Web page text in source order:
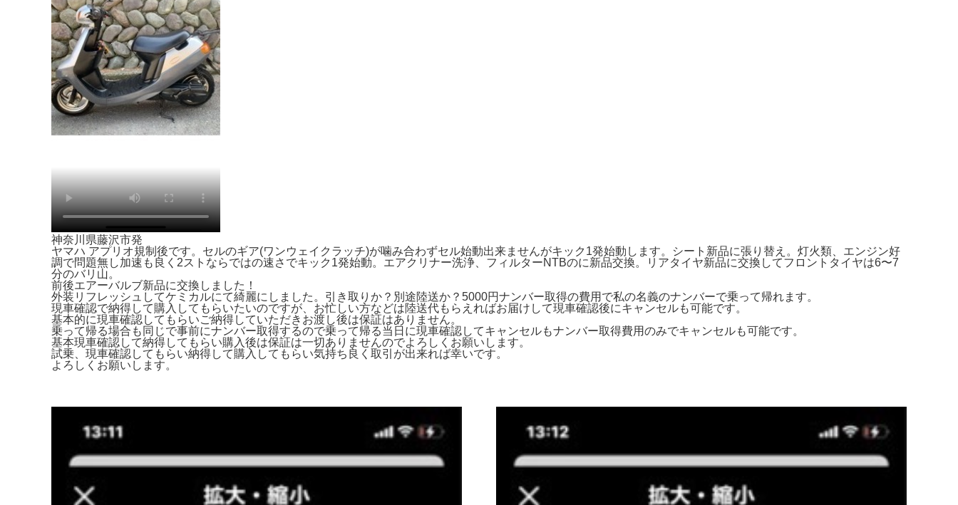
神奈川県藤沢市発
ヤマハ アプリオ規制後です。セルのギア(ワンウェイクラッチ)が噛み合わずセル始動出来ませんがキック1発始動します。シート新品に張り替え。灯火類、エンジン好
調で問題無し加速も良く2ストならではの速さでキック1発始動。エアクリナー洗浄、フィルターNTBのに新品交換。リアタイヤ新品に交換してフロントタイヤは6〜7
分のバリ山。
前後エアーバルブ新品に交換しました！
外装リフレッシュしてケミカルにて綺麗にしました。引き取りか？別途陸送か？5000円ナンバー取得の費用で私の名義のナンバーで乗って帰れます。
現車確認で納得して購入してもらいたいのですが、お忙しい方などは陸送代もらえればお届けして現車確認後にキャンセルも可能です。
基本的に現車確認してもらいご納得していただきお渡し後は保証はありません。
乗って帰る場合も同じで事前にナンバー取得するので乗って帰る当日に現車確認してキャンセルもナンバー取得費用のみでキャンセルも可能です。
基本現車確認して納得してもらい購入後は保証は一切ありませんのでよろしくお願いします。
試乗、現車確認してもらい納得して購入してもらい気持ち良く取引が出来れば幸いです。
よろしくお願いします。